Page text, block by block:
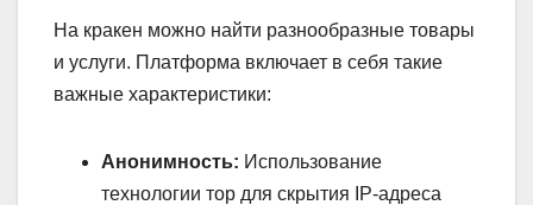
На кракен можно найти разнообразные товары
и услуги. Платформа включает в себя такие
важные характеристики:
Анонимность: Использование
технологии тор для скрытия IP-адреса